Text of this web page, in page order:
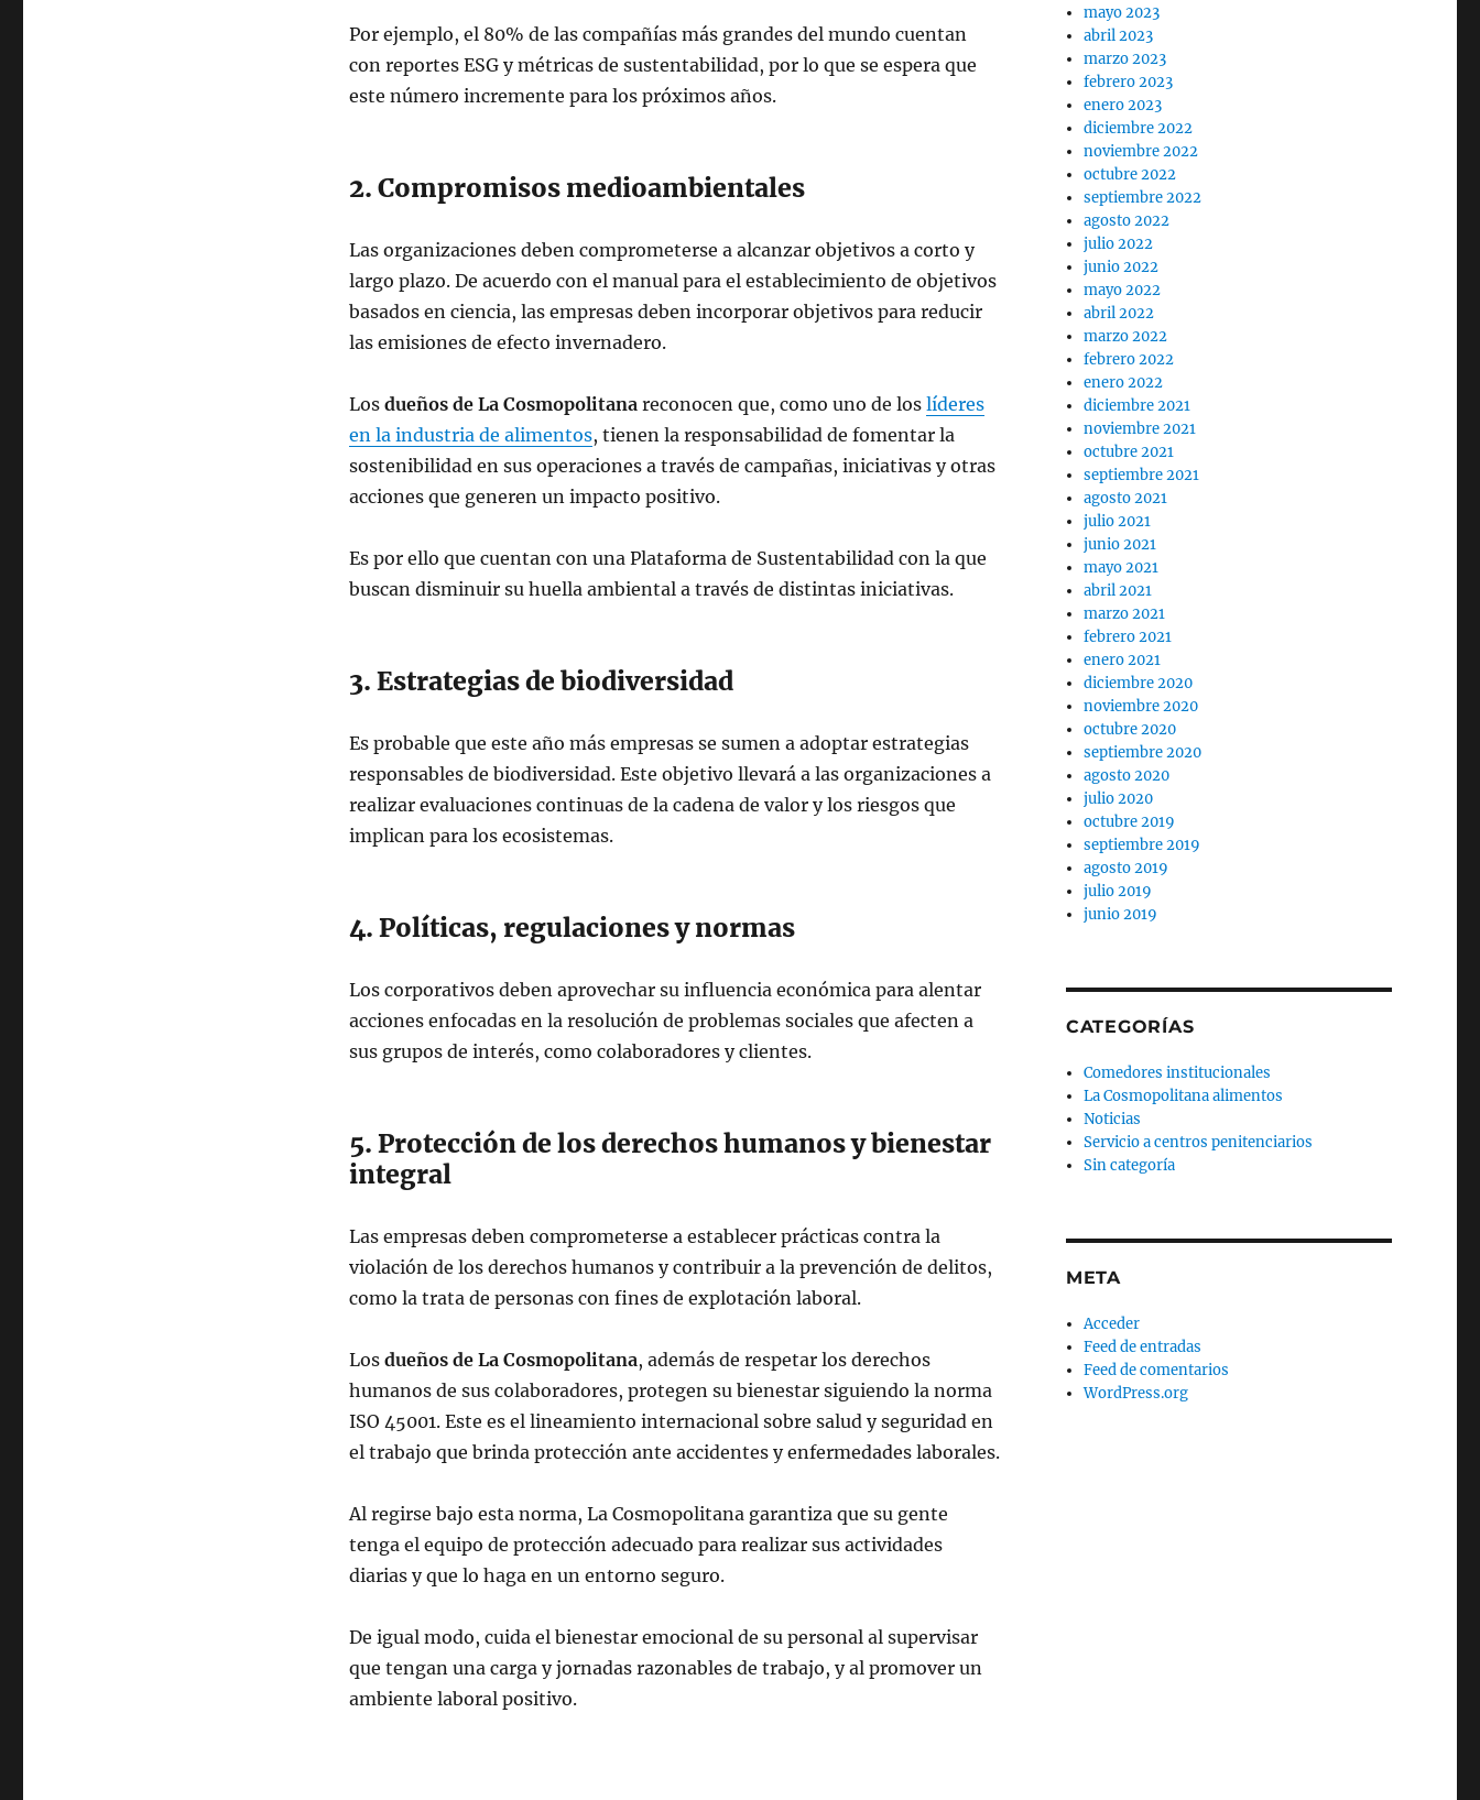
Por ejemplo, el 80% de las compañías más grandes del mundo cuentan
con reportes ESG y métricas de sustentabilidad, por lo que se espera que
este número incremente para los próximos años.
2. Compromisos medioambientales
Las organizaciones deben comprometerse a alcanzar objetivos a corto y
largo plazo. De acuerdo con el manual para el establecimiento de objetivos
basados en ciencia, las empresas deben incorporar objetivos para reducir
las emisiones de efecto invernadero.
Losdueños de La Cosmopolitana reconocen que, como uno de los líderes
en la industria de alimentos, tienen la responsabilidad de fomentar la
sostenibilidad en sus operaciones a través de campañas, iniciativas y otras
acciones que generen un impacto positivo.
Es por ello que cuentan con una Plataforma de Sustentabilidad con la que
buscan disminuir su huella ambiental a través de distintas iniciativas.
3. Estrategias de biodiversidad
Es probable que este año más empresas se sumen a adoptar estrategias
responsables de biodiversidad. Este objetivo llevará a las organizaciones a
realizar evaluaciones continuas de la cadena de valor y los riesgos que
implican para los ecosistemas.
4. Políticas, regulaciones y normas
Los corporativos deben aprovechar su influencia económica para alentar
acciones enfocadas en la resolución de problemas sociales que afecten a
sus grupos de interés, como colaboradores y clientes.
5. Protección de los derechos humanos y bienestar
integral
Las empresas deben comprometerse a establecer prácticas contra la
violación de los derechos humanos y contribuir a la prevención de delitos,
como la trata de personas con fines de explotación laboral.
Losdueños de La Cosmopolitana, además de respetar los derechos
humanos de sus colaboradores, protegen su bienestar siguiendo la norma
ISO 45001. Este es el lineamiento internacional sobre salud y seguridad en
el trabajo que brinda protección ante accidentes y enfermedades laborales.
Al regirse bajo esta norma, La Cosmopolitana garantiza que su gente
tenga el equipo de protección adecuado para realizar sus actividades
diarias y que lo haga en un entorno seguro.
De igual modo, cuida el bienestar emocional de su personal al supervisar
que tengan una carga y jornadas razonables de trabajo, y al promover un
ambiente laboral positivo.
mayo 2023
abril 2023
marzo 2023
febrero 2023
enero 2023
diciembre 2022
noviembre 2022
octubre 2022
septiembre 2022
agosto 2022
julio 2022
junio 2022
mayo 2022
abril 2022
marzo 2022
febrero 2022
enero 2022
diciembre 2021
noviembre 2021
octubre 2021
septiembre 2021
agosto 2021
julio 2021
junio 2021
mayo 2021
abril 2021
marzo 2021
febrero 2021
enero 2021
diciembre 2020
noviembre 2020
octubre 2020
septiembre 2020
agosto 2020
julio 2020
octubre 2019
septiembre 2019
agosto 2019
julio 2019
junio 2019
CATEGORÍAS
Comedores institucionales
La Cosmopolitana alimentos
Noticias
Servicio a centros penitenciarios
Sin categoría
META
Acceder
Feed de entradas
Feed de comentarios
WordPress.org